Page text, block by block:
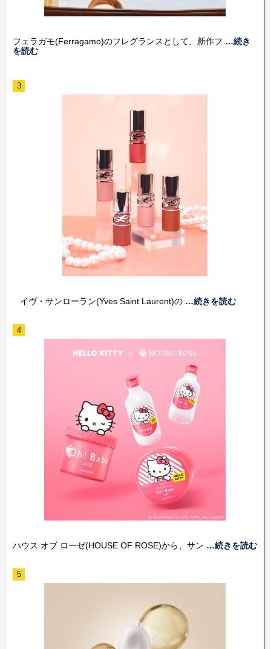
フェラガモ(Ferragamo)のフレグランスとして、新作フ …続き
を読む
3
イヴ・サンローラン(Yves Saint Laurent)の …続きを読む
4
ハウス オブ ローゼ(HOUSE OF ROSE)から、サン …続きを読む
5